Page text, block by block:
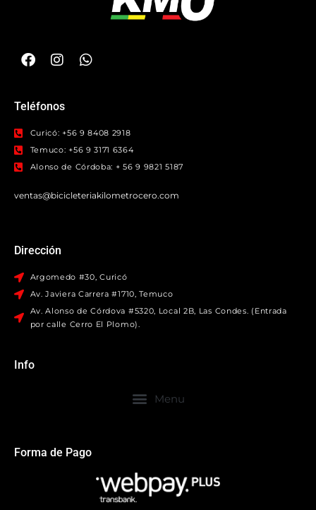
Teléfonos
Curicó: +56 9 8408 2918
Temuco: +56 9 3171 6364
Alonso de Córdoba: + 56 9 9821 5187
ventas@bicicleteriakilometrocero.com
Dirección
Argomedo #30, Curicó
Av. Javiera Carrera #1710, Temuco
Av. Alonso de Córdova #5320, Local 2B, Las Condes. (Entrada
por calle Cerro El Plomo).
Info
Forma de Pago